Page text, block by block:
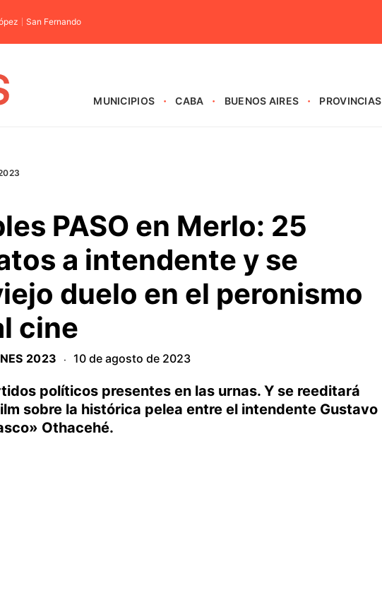
San Fernando
MUNICIPIOS CABA BUENOS AIRES PROVINCIAS
PASO en Merlo: 25
a intendente y se
duelo en el peronismo
cine
2023 · 10 de agosto de 2023
políticos presentes en las urnas. Y se reeditará
sobre la histórica pelea entre el intendente Gustavo
Othacehé.